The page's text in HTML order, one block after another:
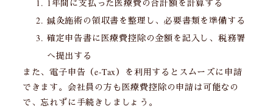
1年間に支払った医療費の合計額を計算する
鍼灸施術の領収書を整理し、必要書類を準備する
確定申告書に医療費控除の金額を記入し、税務署
へ提出する
また、電子申告（e-Tax）を利用するとスムーズに申請
できます。会社員の方も医療費控除の申請は可能なの
で、忘れずに手続きしましょう。